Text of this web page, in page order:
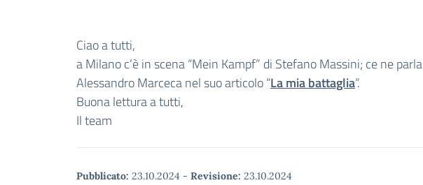
Ciao a tutti,
a Milano c’è in scena “Mein Kampf” di Stefano Massini; ce ne parla
Alessandro Marceca nel suo articolo “La mia battaglia“.
Buona lettura a tutti,
Il team
Pubblicato: 23.10.2024 - Revisione: 23.10.2024